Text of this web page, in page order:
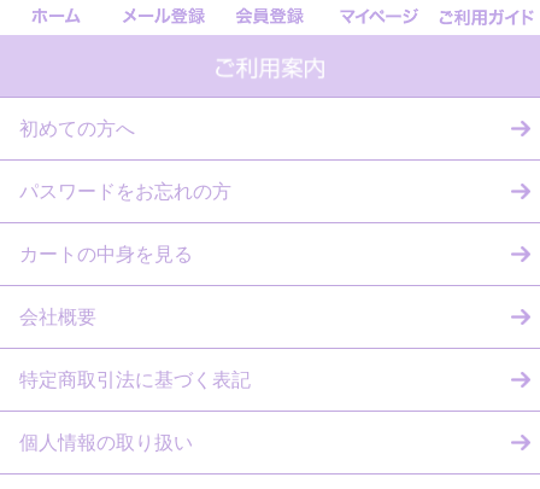
初めての方へ
パスワードをお忘れの方
カートの中身を見る
会社概要
特定商取引法に基づく表記
個人情報の取り扱い